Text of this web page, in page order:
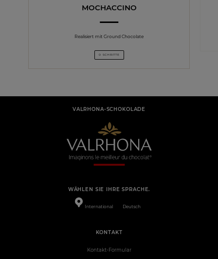
MOCHACCINO
Realisiert mit Ground Chocolate
0 SCHRITTE
VALRHONA-SCHOKOLADE
WÄHLEN SIE IHRE SPRACHE.
International Deutsch
KONTAKT
Kontakt-Formular